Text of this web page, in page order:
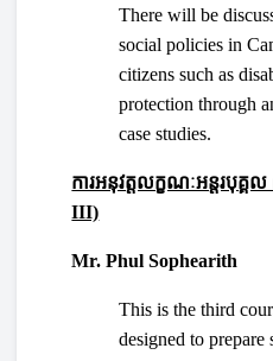
There will be
social policies in
citizens such as
protection through
case studies.
ការអនុវត្តលក្ខណៈអន្តរបុគ្
III)
Mr. Phul Sophearith
This is the third
designed to